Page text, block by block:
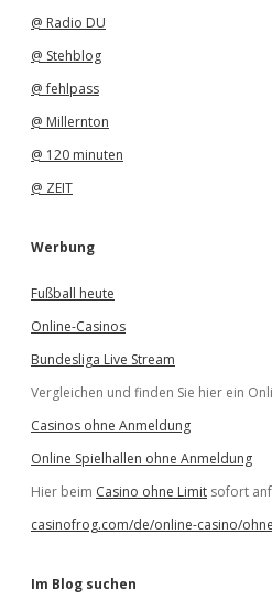
@ Radio DU
@ Stehblog
@ fehlpass
@ Millernton
@ 120 minuten
@ ZEIT
Werbung
Fußball heute
Online-Casinos
Bundesliga Live Stream
Vergleichen und finden Sie hier ein
Casinos ohne Anmeldung
Online Spielhallen ohne Anmeldung
Hier beim Casino ohne Limit sofort
casinofrog.com/de/online-casino/
Im Blog suchen